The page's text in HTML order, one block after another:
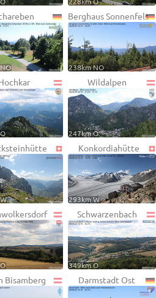
Berghaus Sonnenfels
238km NO
Wildalpen
247km O
Konkordiahütte
293km W
Schwarzenbach
349km O
Bisamberg Darmstadt Ost